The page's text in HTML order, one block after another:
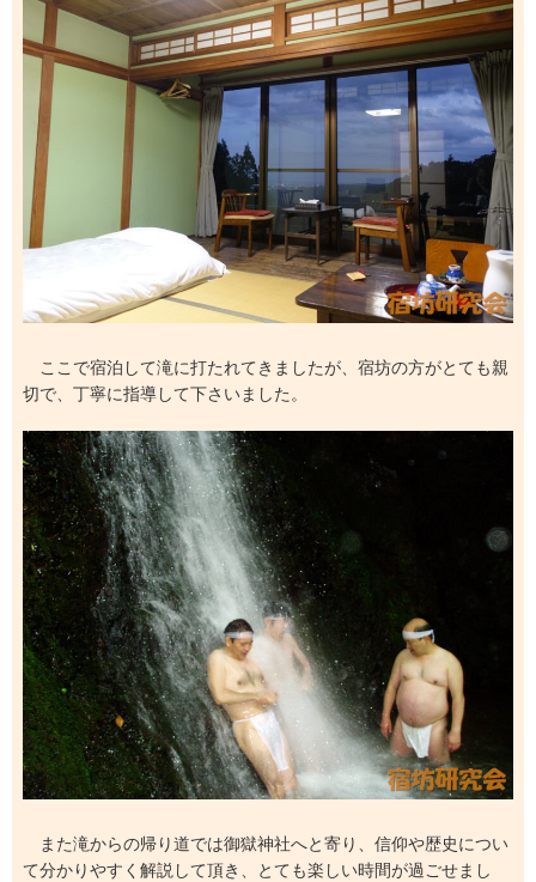
ここで宿泊して滝に打たれてきましたが、宿坊の方がとても親
切で、丁寧に指導して下さいました。
また滝からの帰り道では御獄神社へと寄り、信仰や歴史につい
て分かりやすく解説して頂き、とても楽しい時間が過ごせまし